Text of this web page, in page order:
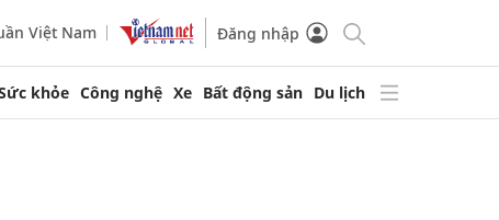
Việt Nam Đăng nhập
khỏe Công nghệ Xe Bất động sản Du lịch